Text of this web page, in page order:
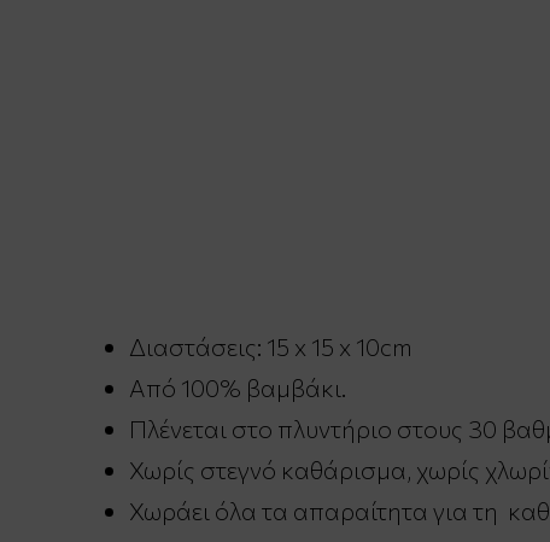
Διαστάσεις: 15 x 15 x 10cm
Από 100% βαμβάκι.
Πλένεται στο πλυντήριο στους 30
Χωρίς στεγνό καθάρισμα, χωρίς
Χωράει όλα τα απαραίτητα για τη